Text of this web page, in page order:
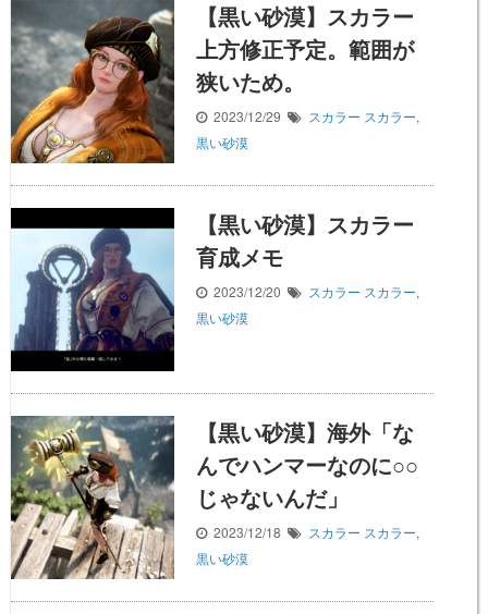
【黒い砂漠】スカラー
上方修正予定。範囲が
狭いため。
2023/12/29 スカラー スカラー,
黒い砂漠
【黒い砂漠】スカラー
育成メモ
2023/12/20 スカラー スカラー,
黒い砂漠
【黒い砂漠】海外「な
んでハンマーなのに○○
じゃないんだ」
2023/12/18 スカラー スカラー,
黒い砂漠